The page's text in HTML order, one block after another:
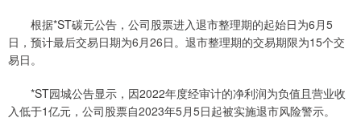
根据*ST碳元公告，公司股票进入退市整理期的起始日为6月5
日，预计最后交易日期为6月26日。退市整理期的交易期限为15个交
易日。
*ST园城公告显示，因2022年度经审计的净利润为负值且营业收
入低于1亿元，公司股票自2023年5月5日起被实施退市风险警示。